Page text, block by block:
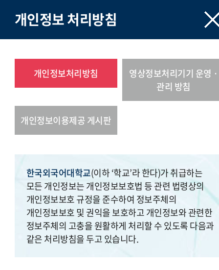
개인정보 처리방침
개인정보처리방침
영상정보처리기기 운영 ·
관리 방침
개인정보이용제공 게시판
한국외국어대학교(이하 ‘학교’라 한다)가 취급하는
모든 개인정보는 개인정보보호법 등 관련 법령상의
개인정보보호 규정을 준수하여 정보주체의
개인정보보호 및 권익을 보호하고 개인정보와 관련한
정보주체의 고충을 원활하게 처리할 수 있도록 다음과
같은 처리방침을 두고 있습니다.